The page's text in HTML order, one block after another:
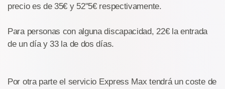
precio es de 35€ y 52"5€ respectivamente.
Para personas con alguna discapacidad, 22€ la entrada
de un día y 33 la de dos días.
Por otra parte el servicio Express Max tendrá un coste de